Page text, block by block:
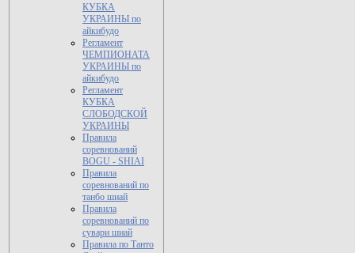
КУБКА
УКРАИНЫ по
айкибудо
Регламент
ЧЕМПИОНАТА
УКРАИНЫ по
айкибудо
Регламент
КУБКА
СЛОБОДСКОЙ
УКРАИНЫ
Правила
соревнований
BOGU - SHIAI
Правила
соревнований по
танбо шиай
Правила
соревнований по
сувари шиай
Правила по Танто